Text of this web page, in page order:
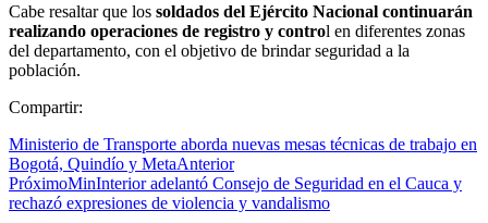
Cabe resaltar que los soldados del Ejército Nacional continuarán
realizando operaciones de registro y control en diferentes zonas
del departamento, con el objetivo de brindar seguridad a la
población.
Compartir:
Ministerio de Transporte aborda nuevas mesas técnicas de trabajo en
Bogotá, Quindío y MetaAnterior
PróximoMinInterior adelantó Consejo de Seguridad en el Cauca y
rechazó expresiones de violencia y vandalismo